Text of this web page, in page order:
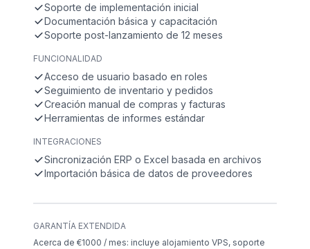
Soporte de implementación inicial
Documentación básica y capacitación
Soporte post-lanzamiento de 12 meses
FUNCIONALIDAD
Acceso de usuario basado en roles
Seguimiento de inventario y pedidos
Creación manual de compras y facturas
Herramientas de informes estándar
INTEGRACIONES
Sincronización ERP o Excel basada en archivos
Importación básica de datos de proveedores
GARANTÍA EXTENDIDA
Acerca de €1000 / mes: incluye alojamiento VPS, soporte